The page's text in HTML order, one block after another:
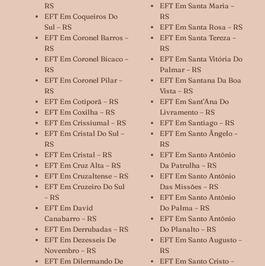
RS
EFT Em Coqueiros Do
Sul – RS
EFT Em Coronel Barros –
RS
EFT Em Coronel Bicaco –
RS
EFT Em Coronel Pilar –
RS
EFT Em Cotiporã – RS
EFT Em Coxilha – RS
EFT Em Crissiumal – RS
EFT Em Cristal Do Sul –
RS
EFT Em Cristal – RS
EFT Em Cruz Alta – RS
EFT Em Cruzaltense – RS
EFT Em Cruzeiro Do Sul
– RS
EFT Em David
Canabarro – RS
EFT Em Derrubadas – RS
EFT Em Dezesseis De
Novembro – RS
EFT Em Dilermando De
EFT Em Santa Maria –
RS
EFT Em Santa Rosa – RS
EFT Em Santa Tereza –
RS
EFT Em Santa Vitória Do
Palmar – RS
EFT Em Santana Da Boa
Vista – RS
EFT Em Sant’Ana Do
Livramento – RS
EFT Em Santiago – RS
EFT Em Santo Ângelo –
RS
EFT Em Santo Antônio
Da Patrulha – RS
EFT Em Santo Antônio
Das Missões – RS
EFT Em Santo Antônio
Do Palma – RS
EFT Em Santo Antônio
Do Planalto – RS
EFT Em Santo Augusto –
RS
EFT Em Santo Cristo –